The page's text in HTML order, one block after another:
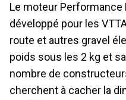
Le moteur Performance
développé pour les
route et autres gravel
poids sous les 2 kg et
nombre de
cherchent à cacher la